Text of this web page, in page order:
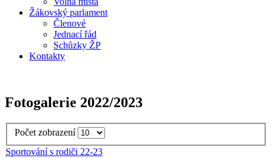
Žákovský parlament
Členové
Jednací řád
Schůzky ŽP
Kontakty
Fotogalerie 2022/2023
Počet zobrazení
Sportování s rodiči 22-23